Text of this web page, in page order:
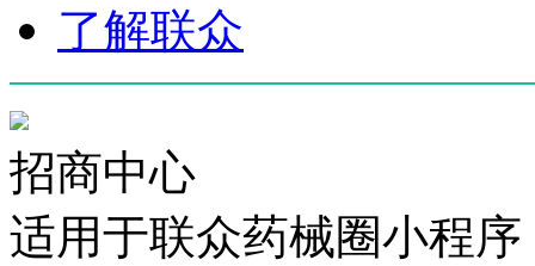
了解联众
招商中心
适用于联众药械圈小程